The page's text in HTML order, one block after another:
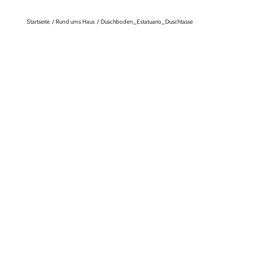
Startseite Rund ums Haus Duschboden_Estatuario_Duschtasse